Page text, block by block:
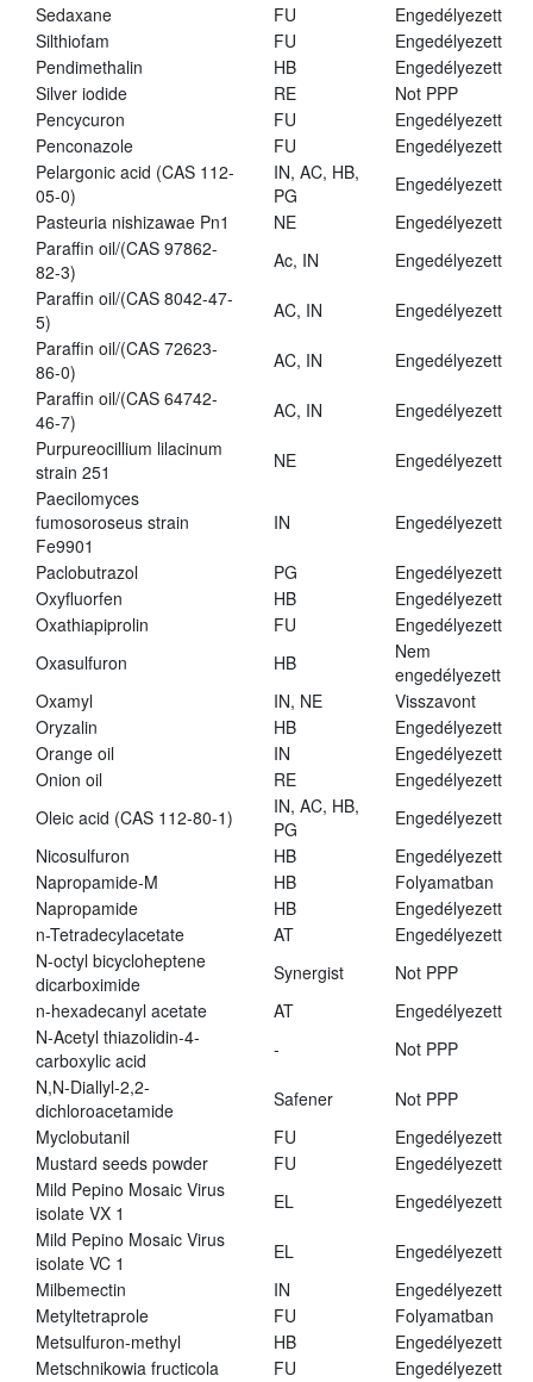
Sedaxane
FU
Engedélyezett
Silthiofam
FU
Engedélyezett
Pendimethalin
HB
Engedélyezett
Silver iodide
RE
Not PPP
Pencycuron
FU
Engedélyezett
Penconazole
FU
Engedélyezett
Pelargonic acid (CAS 112-
05-0)
IN, AC, HB,
PG
Engedélyezett
Pasteuria nishizawae Pn1
NE
Engedélyezett
Paraffin oil/(CAS 97862-
82-3)
Ac, IN
Engedélyezett
Paraffin oil/(CAS 8042-47-
5)
AC, IN
Engedélyezett
Paraffin oil/(CAS 72623-
86-0)
AC, IN
Engedélyezett
Paraffin oil/(CAS 64742-
46-7)
AC, IN
Engedélyezett
Purpureocillium lilacinum
strain 251
NE
Engedélyezett
Paecilomyces
fumosoroseus strain
Fe9901
IN Engedélyezett
Paclobutrazol PG
Engedélyezett
Oxyfluorfen
HB
Engedélyezett
Oxathiapiprolin
FU
Engedélyezett
Oxasulfuron
HB
Nem
engedélyezett
Oxamyl
IN, NE
Visszavont
Oryzalin
HB
Engedélyezett
Orange oil
IN
Engedélyezett
Onion oil
RE
Engedélyezett
Oleic acid (CAS 112-80-1)
IN, AC, HB,
PG
Engedélyezett
Nicosulfuron
HB
Engedélyezett
Napropamide-M
HB
Folyamatban
Napropamide
HB
Engedélyezett
n-Tetradecylacetate
AT
Engedélyezett
N-octyl bicycloheptene
dicarboximide
Synergist
Not PPP
n-hexadecanyl acetate
AT
Engedélyezett
N-Acetyl thiazolidin-4-
carboxylic acid
-
Not PPP
N,N-Diallyl-2,2-
dichloroacetamide
Safener
Not PPP
Myclobutanil
FU
Engedélyezett
Mustard seeds powder
FU
Engedélyezett
Mild Pepino Mosaic Virus
isolate VX 1
EL
Engedélyezett
Mild Pepino Mosaic Virus
isolate VC 1
EL
Engedélyezett
Milbemectin
IN
Engedélyezett
Metyltetraprole
FU
Folyamatban
Metsulfuron-methyl
HB
Engedélyezett
Metschnikowia fructicola
FU Engedélyezett